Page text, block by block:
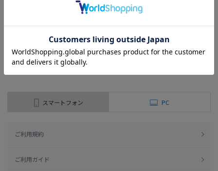
￥968
（全2 件）
スマートフォン PC
ご利用規約
ご利用ガイド